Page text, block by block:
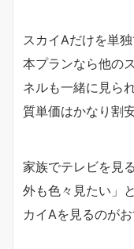
スカイAだけを単
本プランなら他の
ネルも一緒に見ら
質単価はかなり割
家族でテレビを見
外も色々見たい」
カイAを見るのがお